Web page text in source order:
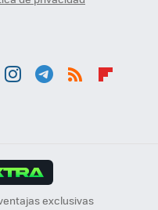
exclusivas